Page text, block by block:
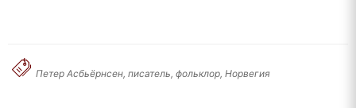
Петер Асбьёрнсен, писатель, фольклор, Норвегия